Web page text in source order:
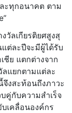
ะทุกอนาคต ตาม
วัลเกียรติยศสูงสุ
แต่ละปีจะมีผู้ได้รับ
ชีย แตกต่างจาก
ลแยกตามแต่ละ
จึงสะท้อนถึงภาวะ
คู่กับความสำเร็จ
เคลื่อนองค์กร